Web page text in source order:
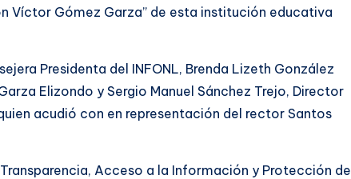
Víctor Gómez Garza” de esta institución educativa
Presidenta del INFONL, Brenda Lizeth González
Elizondo y Sergio Manuel Sánchez Trejo, Director
acudió con en representación del rector Santos
Acceso a la Información y Protección de